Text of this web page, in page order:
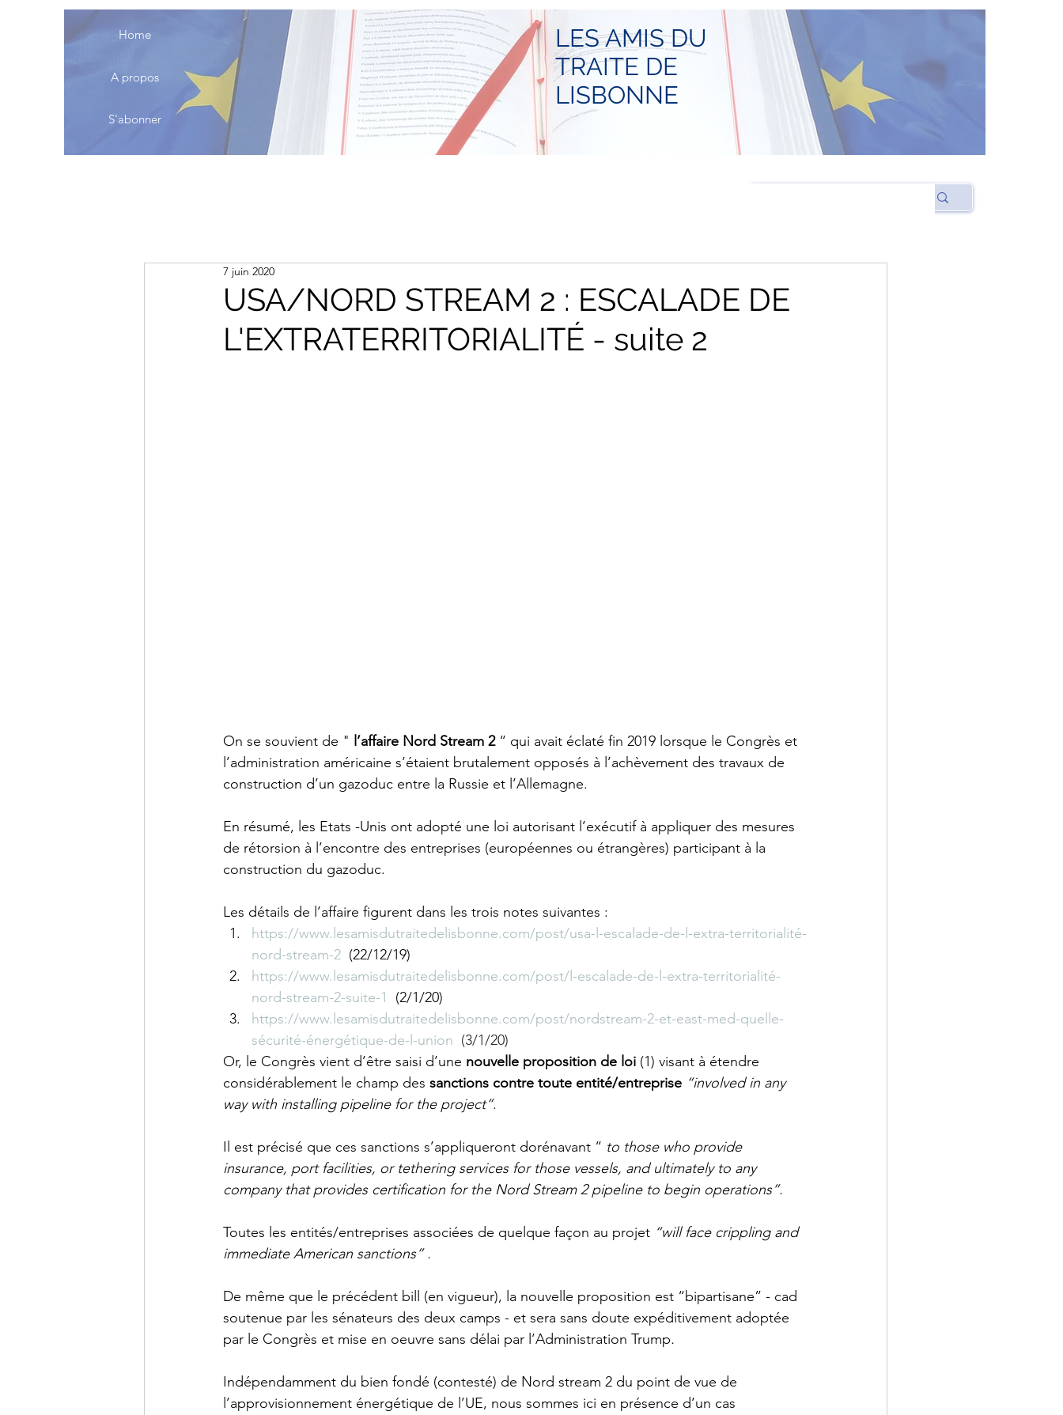
LES AMIS DU
TRAITE DE
LISBONNE
Home
A propos
S'abonner
USA/NORD STREAM 2 : ESCALADE DE
L'EXTRATERRITORIALITÉ - suite 2
7 juin 2020
On se souvient de " l’affaire Nord Stream 2 “ qui avait éclaté fin 2019 lorsque le Congrès et
l’administration américaine s’étaient brutalement opposés à l’achèvement des travaux de
construction d’un gazoduc entre la Russie et l’Allemagne.
En résumé, les Etats -Unis ont adopté une loi autorisant l’exécutif à appliquer des mesures
de rétorsion à l’encontre des entreprises (européennes ou étrangères) participant à la
construction du gazoduc.
Les détails de l’affaire figurent dans les trois notes suivantes :
https://www.lesamisdutraitedelisbonne.com/post/usa-l-escalade-de-l-extra-territorialité-
nord-stream-2 (22/12/19)
https://www.lesamisdutraitedelisbonne.com/post/l-escalade-de-l-extra-territorialité-
nord-stream-2-suite-1
(2/1/20)
https://www.lesamisdutraitedelisbonne.com/post/nordstream-2-et-east-med-quelle-
sécurité-énergétique-de-l-union (3/1/20)
Or, le Congrès vient d’être saisi d’une nouvelle proposition de loi (1) visant à étendre
considérablement le champ des sanctions contre toute entité/entreprise “involved in any
way with installing pipeline for the project”.
Il est précisé que ces sanctions s’appliqueront dorénavant “ to those who provide
insurance, port facilities, or tethering services for those vessels, and ultimately to any
company that provides certification for the Nord Stream 2 pipeline to begin operations”.
Toutes les entités/entreprises associées de quelque façon au projet “will face crippling and
immediate American sanctions” .
De même que le précédent bill (en vigueur), la nouvelle proposition est “bipartisane” - cad
soutenue par les sénateurs des deux camps - et sera sans doute expéditivement adoptée
par le Congrès et mise en oeuvre sans délai par l’Administration Trump.
Indépendamment du bien fondé (contesté) de Nord stream 2 du point de vue de
l’approvisionnement énergétique de l’UE, nous sommes ici en présence d’un cas